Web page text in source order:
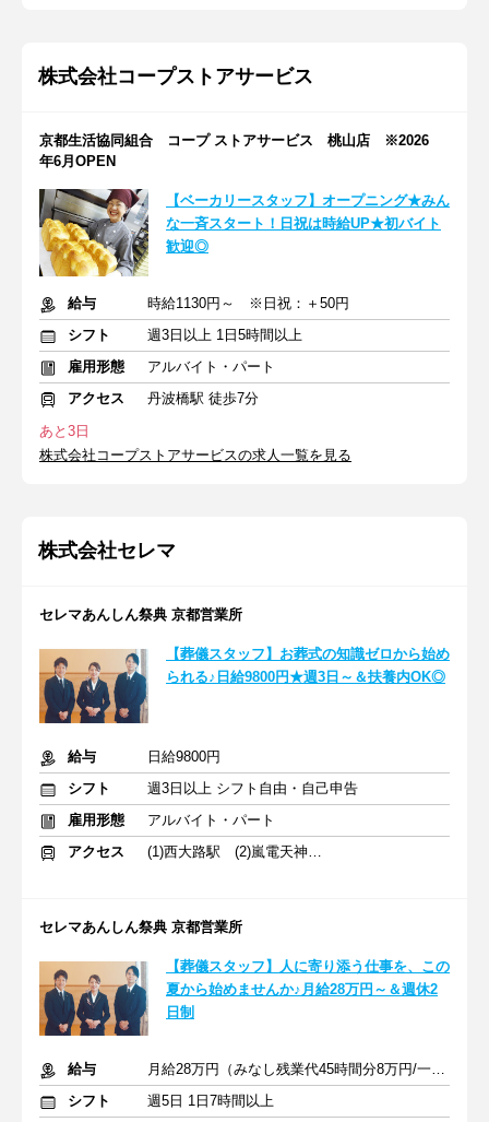
株式会社コープストアサービス
京都生活協同組合 コープ ストアサービス 桃山店 ※2026
年6月OPEN
【ベーカリースタッフ】オープニング★みん
な一斉スタート！日祝は時給UP★初バイト
歓迎◎
給与
時給1130円～ ※日祝：＋50円
シフト
週3日以上 1日5時間以上
雇用形態
アルバイト・パート
アクセス
丹波橋駅 徒歩7分
あと3日
株式会社コープストアサービスの求人一覧を見る
株式会社セレマ
セレマあんしん祭典 京都営業所
【葬儀スタッフ】お葬式の知識ゼロから始め
られる♪日給9800円★週3日～＆扶養内OK◎
給与
日給9800円
シフト
週3日以上 シフト自由・自己申告
雇用形態
アルバイト・パート
アクセス
(1)西大路駅 (2)嵐電天神川駅
セレマあんしん祭典 京都営業所
【葬儀スタッフ】人に寄り添う仕事を、この
夏から始めませんか♪月給28万円～＆週休2
日制
給与
月給28万円（みなし残業代45時間分8万円/一律諸手当5万円含む）
シフト
週5日 1日7時間以上